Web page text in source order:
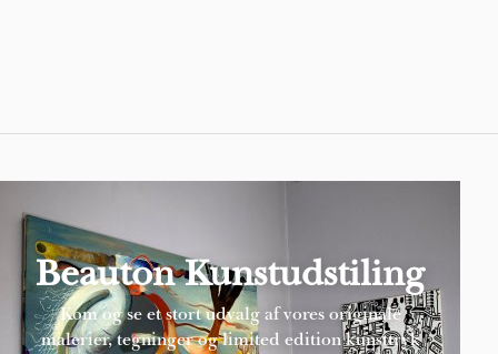
Beauton Kunstudstiling
Kom og se et stort udvalg af vores originale
malerier, tegninger og limited edition kunsttryk